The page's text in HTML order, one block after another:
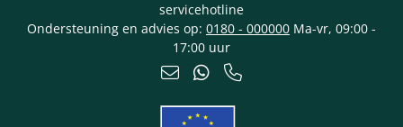
servicehotline
Ondersteuning en advies op: 0180 - 000000 Ma-vr, 09:00 -
17:00 uur